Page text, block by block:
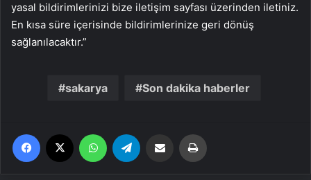
yasal bildirimlerinizi bize iletişim sayfası üzerinden iletiniz.
En kısa süre içerisinde bildirimlerinize geri dönüş
sağlanılacaktır.”
sakarya Son dakika haberler
Facebook WhatsApp Email'den paylaş